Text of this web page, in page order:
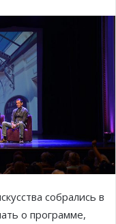
собрались в
о программе,